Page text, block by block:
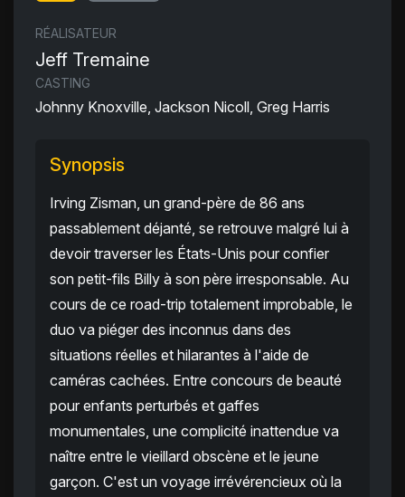
RÉALISATEUR
Jeff Tremaine
CASTING
Johnny Knoxville, Jackson Nicoll, Greg Harris
Synopsis
Irving Zisman, un grand-père de 86 ans
passablement déjanté, se retrouve malgré lui à
devoir traverser les États-Unis pour confier
son petit-fils Billy à son père irresponsable. Au
cours de ce road-trip totalement improbable, le
duo va piéger des inconnus dans des
situations réelles et hilarantes à l'aide de
caméras cachées. Entre concours de beauté
pour enfants perturbés et gaffes
monumentales, une complicité inattendue va
naître entre le vieillard obscène et le jeune
garçon. C'est un voyage irrévérencieux où la